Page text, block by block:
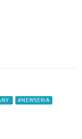
#NEWSERIA